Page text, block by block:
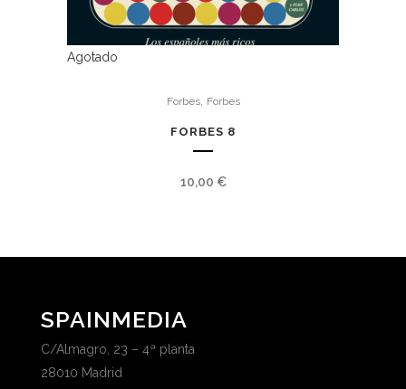
Agotado
Forbes, Forbes
FORBES 8
10,00 €
SPAINMEDIA
C/Almagro, 23 – 4ª planta
28010 Madrid